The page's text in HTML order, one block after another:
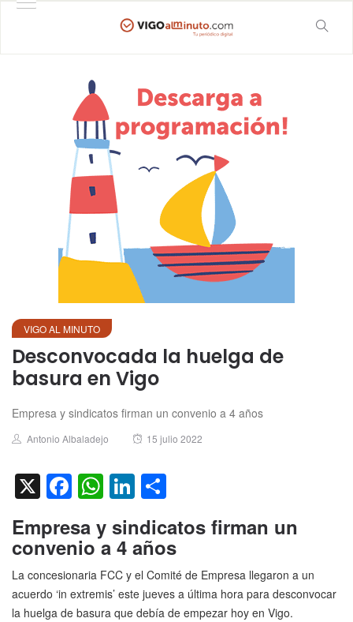
VIGO AL MINUTO
Desconvocada la huelga de
basura en Vigo
Empresa y sindicatos firman un convenio a 4 años
Author
Antonio Albaladejo
Posted
15 julio 2022
X Facebook
WhatsApp
LinkedIn
Empresa y sindicatos firman un
convenio a 4 años
La concesionaria FCC y el Comité de Empresa llegaron a un
acuerdo ‘in extremis’ este jueves a última hora para desconvocar
la huelga de basura que debía de empezar hoy en Vigo.